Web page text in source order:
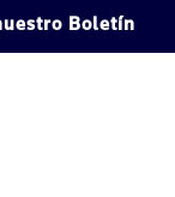
Boletín